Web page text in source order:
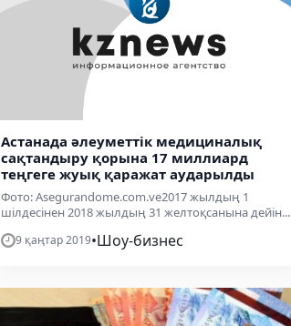
Астанада әлеуметтік медициналық
сақтандыру қорына 17 миллиард
теңгеге жуық қаражат аударылды
Фото: Аsegurandome.com.ve2017 жылдың 1
шілдесінен 2018 жылдың 31 желтоқсанына дейін...
9 қаңтар 2019•Шоу-бизнес